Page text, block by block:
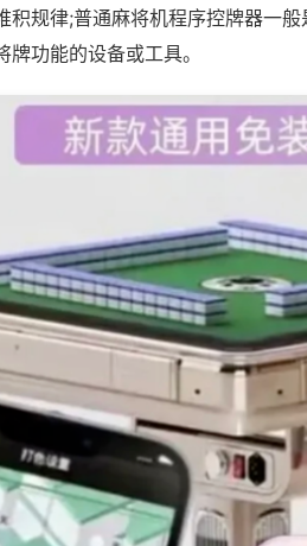
积规律;普通麻将机程序控牌器一
功能的设备或工具。